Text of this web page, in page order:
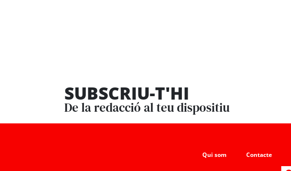
SUBSCRIU-T'HI
De la redacció al teu dispositiu
Qui som Contacte